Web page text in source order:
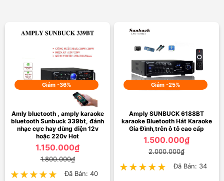
Giảm -36%
Amly bluetooth , amply karaoke
bluetooth Sunbuck 339bt, đánh
nhạc cực hay dùng điện 12v
hoặc 220v Hot
1.150.000₫
1.800.000₫
★★★★★
★★★★★ Đã Bán: 40
Giảm -25%
Amply SUNBUCK 6188BT
karaoke Bluetooth Hát Karaoke
Gia Đình,trên ô tô cao cấp
1.500.000₫
2.000.000₫
★★★★★
★★★★★ Đã Bán: 34